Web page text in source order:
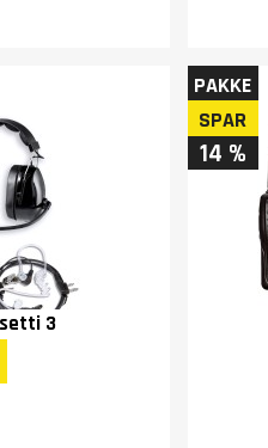
setti 3
PAKKE
SPAR
14 %